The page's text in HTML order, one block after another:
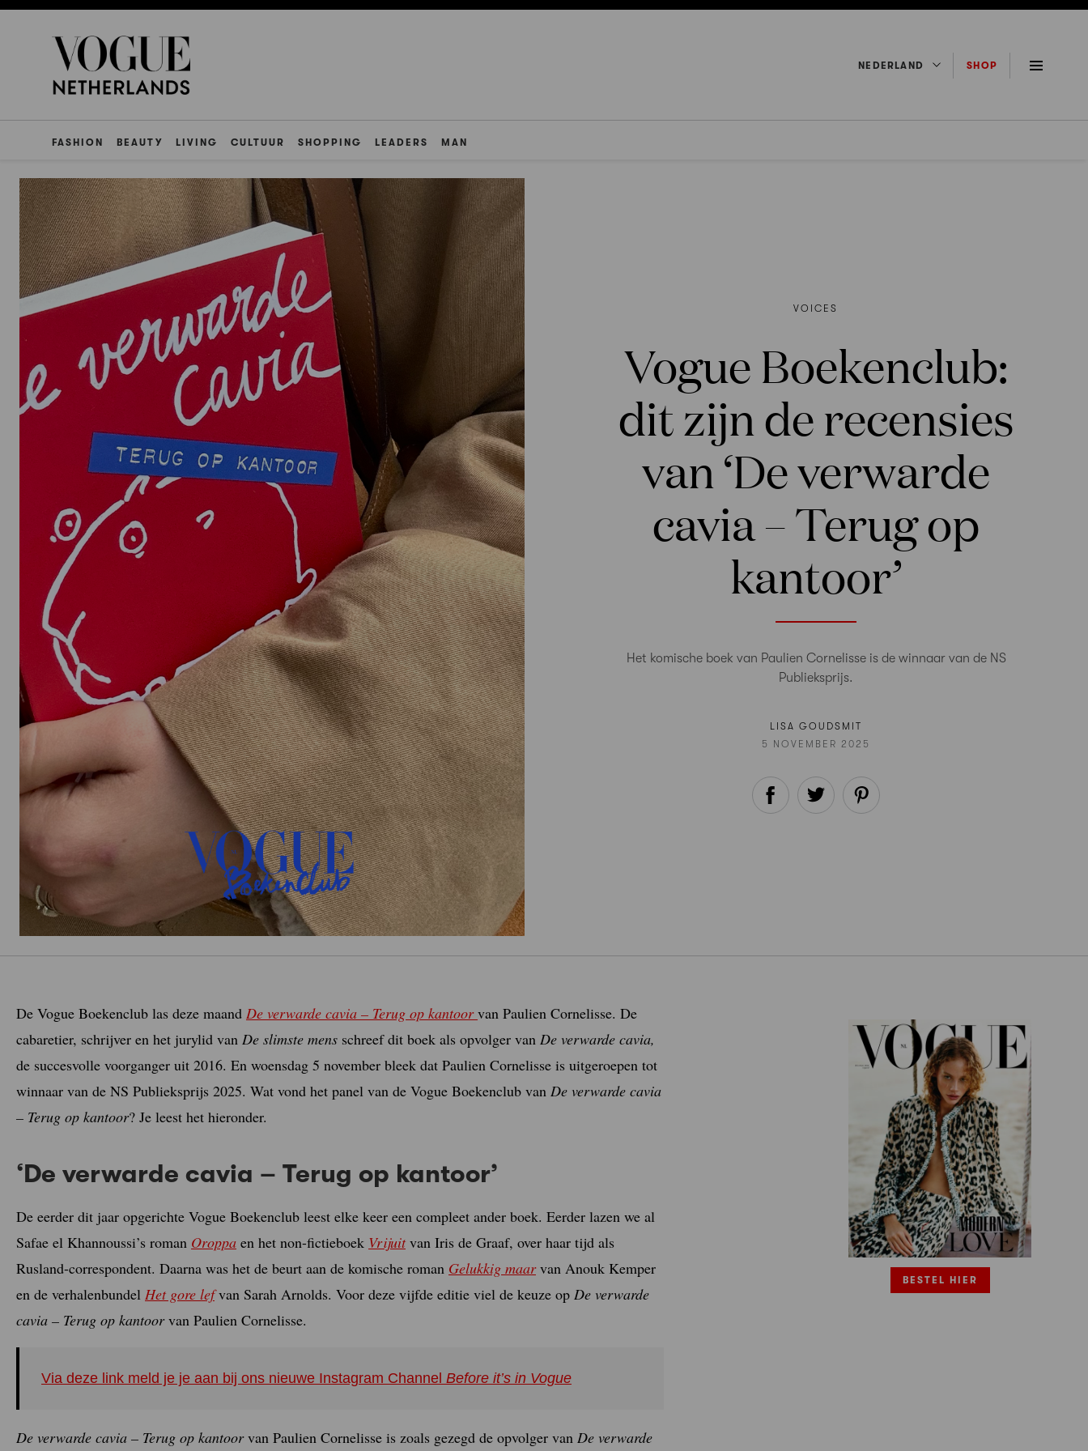
NEDERLAND SHOP
FASHION BEAUTY LIVING CULTUUR SHOPPING LEADERS MAN
VOICES
Vogue Boekenclub:
dit zijn de recensies
van ‘De verwarde
cavia – Terug op
kantoor’
Het komische boek van Paulien Cornelisse is de winnaar van de NS
Publieksprijs.
LISA GOUDSMIT
5 NOVEMBER 2025
De Vogue Boekenclub las deze maand De verwarde cavia – Terug op kantoorvan Paulien Cornelisse. De
cabaretier, schrijver en het jurylid van De slimste mens schreef dit boek als opvolger van De verwarde cavia,
de succesvolle voorganger uit 2016. En woensdag 5 november bleek dat Paulien Cornelisse is uitgeroepen tot
winnaar van de NS Publieksprijs 2025. Wat vond het panel van de Vogue Boekenclub van De verwarde cavia
– Terug op kantoor? Je leest het hieronder.
‘De verwarde cavia – Terug op kantoor’
De eerder dit jaar opgerichte Vogue Boekenclub leest elke keer een compleet ander boek. Eerder lazen we al
Safae el Khannoussi’s roman Oroppa en het non-fictieboek Vrijuitvan Iris de Graaf, over haar tijd als
Rusland-correspondent. Daarna was het de beurt aan de komische roman Gelukkig maarvan Anouk Kemper
en de verhalenbundel Het gore lefvan Sarah Arnolds. Voor deze vijfde editie viel de keuze op De verwarde
cavia – Terug op kantoorvan Paulien Cornelisse.
Via deze link meld je je aan bij ons nieuwe Instagram Channel Before it’s in Vogue
De verwarde cavia – Terug op kantoorvan Paulien Cornelisse is zoals gezegd de opvolger van De verwarde
BESTEL HIER